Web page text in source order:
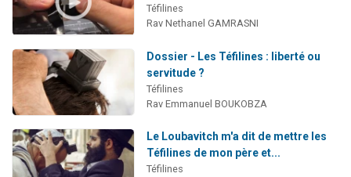
Téfilines
Rav Nethanel GAMRASNI
Dossier - Les Téfilines : liberté ou
servitude ?
Téfilines
Rav Emmanuel BOUKOBZA
Le Loubavitch m'a dit de mettre les
Téfilines de mon père et...
Téfilines